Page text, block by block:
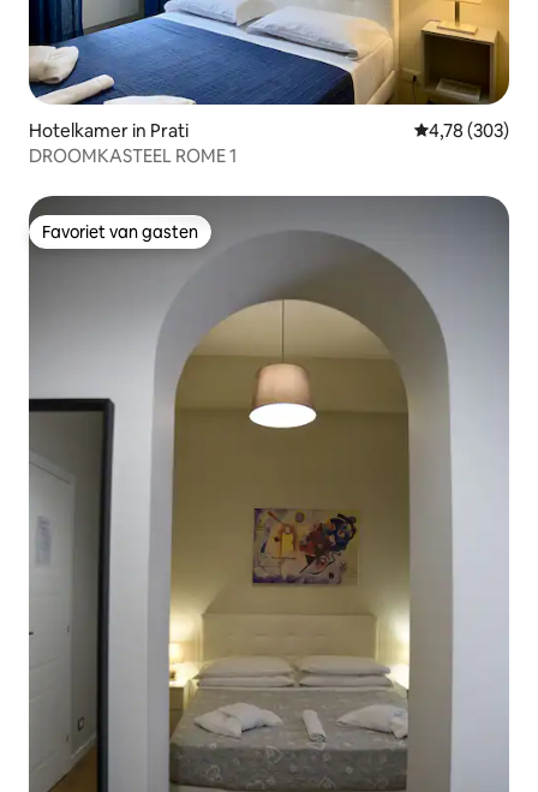
Hotelkamer in Prati Gemiddelde
4,78 (303)
DROOMKASTEEL ROME 1
Favoriet van gasten
Favoriet van gasten